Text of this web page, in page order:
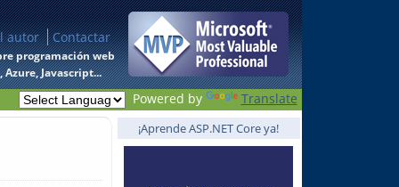
autor Contactar
programación web
Azure, Javascript...
Powered by Translate
¡Aprende ASP.NET Core ya!